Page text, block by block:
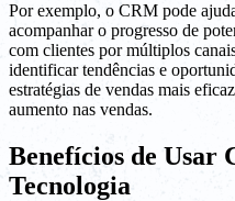
Por exemplo, o CRM pode
acompanhar o progresso de
com clientes por múltiplos
identificar tendências e
estratégias de vendas mais
aumento nas vendas.
Benefícios de Usar
Tecnologia